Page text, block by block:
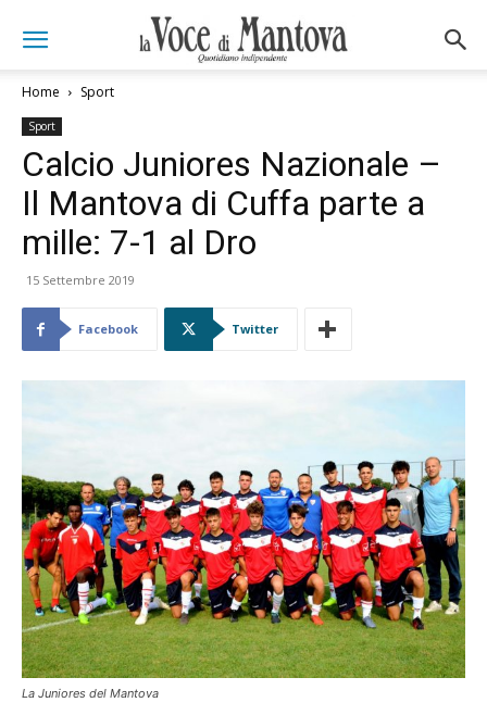
Home Sport
Sport
Calcio Juniores Nazionale –
Il Mantova di Cuffa parte a
mille: 7-1 al Dro
15 Settembre 2019
Facebook Twitter
La Juniores del Mantova